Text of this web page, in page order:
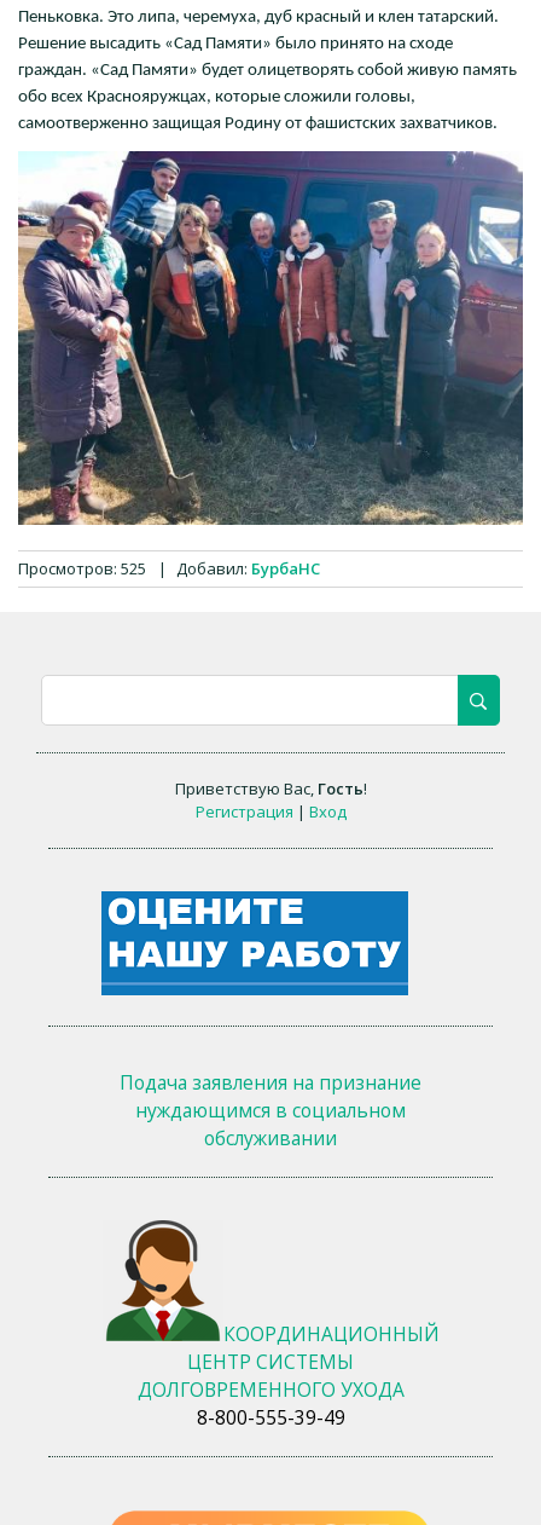
Пеньковка. Это липа, черемуха, дуб красный и клен татарский.
Решение высадить «Сад Памяти» было принято на сходе
граждан. «Сад Памяти» будет олицетворять собой живую память
обо всех Краснояружцах, которые сложили головы,
самоотверженно защищая Родину от фашистских захватчиков.
Просмотров: 525 | Добавил: БурбаНС
Приветствую Вас, Гость!
Регистрация | Вход
Подача заявления на признание
нуждающимся в социальном
обслуживании
КООРДИНАЦИОННЫЙ
ЦЕНТР СИСТЕМЫ
ДОЛГОВРЕМЕННОГО УХОДА
8-800-555-39-49